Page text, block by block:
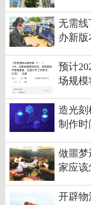
无需线
办新版
预计
场规模
造光刻
制作时
做噩梦
家应该
开辟物